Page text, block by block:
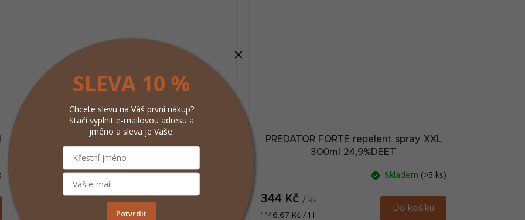
PREDATOR FORTE repelent spray 90ml
Skladem(>5 ks)
131 Kč
PREDATOR FORTE repelent spray XXL
300ml 24,9%DEET
Skladem (>5 ks)
344 Kč / ks
Měrná
1 146,67 Kč / 1 l
Do košíku
SLEVA 10 %
Chcete slevu na Váš první nákup?
Stačí vyplnit e-mailovou adresu a
jméno a sleva je Vaše.
Potvrdit